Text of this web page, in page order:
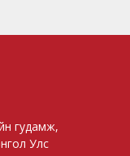
гудамж,
Улс